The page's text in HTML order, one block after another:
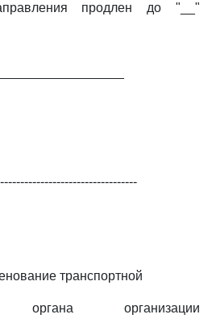
продлен до "__"
транспортной
органа организации